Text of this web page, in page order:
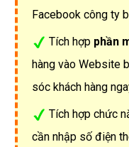
Facebook công ty
Tích hợp phần
hàng vào Website
sóc khách hàng
Tích hợp chức
cần nhập số điện